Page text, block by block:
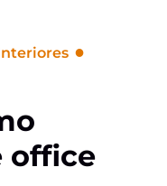
●
office